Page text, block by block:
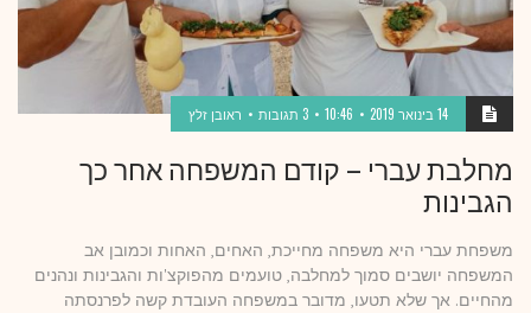
14 בינואר 2019 10:46 3 תגובות ראובן זלץ
מחלבת עברי – קודם המשפחה אחר כך
הגבינות
משפחת עברי היא משפחה מחייכת, האחים, האחות וכמובן אב
המשפחה יושבים סמוך למחלבה, טועמים מהפוקצ'ות והגבינות ונהנים
מהחיים. אך שלא תטעו, מדובר במשפחה העובדת קשה לפרנסתה